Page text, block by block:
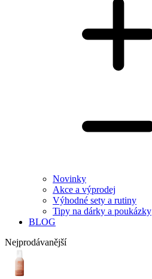
Novinky
Akce a výprodej
Výhodné sety a rutiny
Tipy na dárky a poukázky
BLOG
Nejprodávanější